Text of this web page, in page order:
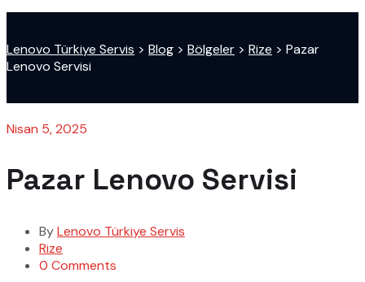
Lenovo Türkiye Servis > Blog > Bölgeler > Rize > Pazar
Lenovo Servisi
Nisan 5, 2025
Pazar Lenovo Servisi
ByLenovo Türkiye Servis
Rize
0 Comments